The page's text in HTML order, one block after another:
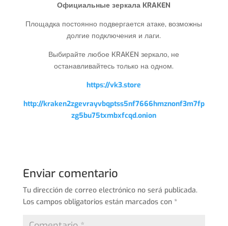
Официальные зеркала KRAKEN
Площадка постоянно подвергается атаке, возможны
долгие подключения и лаги.
Выбирайте любое KRAKEN зеркало, не
останавливайтесь только на одном.
https://vk3.store
http://kraken2zgevrayvbqptss5nf7666hmznonf3m7fp
zg5bu75txmbxfcqd.onion
Enviar comentario
Tu dirección de correo electrónico no será publicada.
Los campos obligatorios están marcados con *